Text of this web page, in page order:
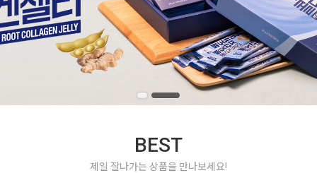
BEST
제일 잘나가는 상품을 만나보세요!